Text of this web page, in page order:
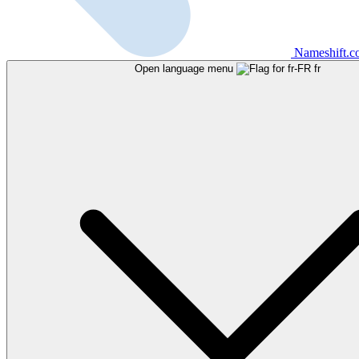
Open language menu fr